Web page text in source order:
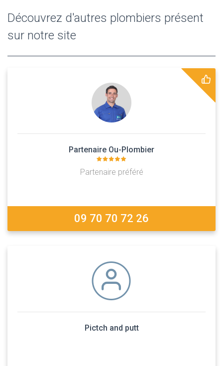
Découvrez d'autres plombiers présent
sur notre site
Partenaire Ou-Plombier
Partenaire préféré
09 70 70 72 26
Pictch and putt